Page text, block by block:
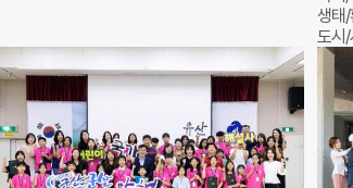
생태
도시/